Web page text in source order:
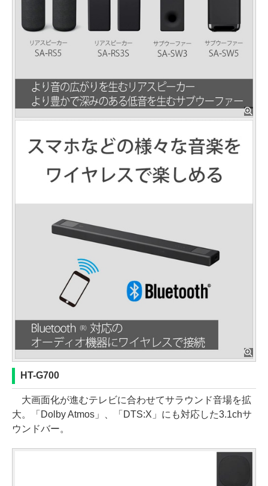
HT-G700
大画面化が進むテレビに合わせてサラウンド音場を拡
大。「Dolby Atmos」、「DTS:X」にも対応した3.1chサ
ウンドバー。